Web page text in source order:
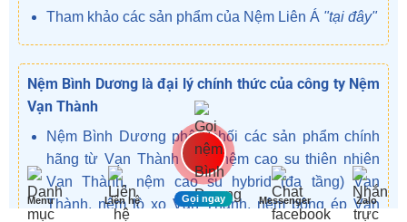
Tham khảo các sản phẩm của Nệm Liên Á "tại đây"
Nệm Bình Dương là đại lý chính thức của công ty Nệm
Vạn Thành
Nệm Bình Dương phân phối các sản phẩm chính
hãng từ Vạn Thành như: nệm cao su thiên nhiên
Vạn Thành, nệm cao su hybrid (đa tầng) Vạn
Thành, nệm lò xo Vạn Thành, nệm bông ép Vạn
Menu Liên hệ Gọi ngay Messenger Zalo